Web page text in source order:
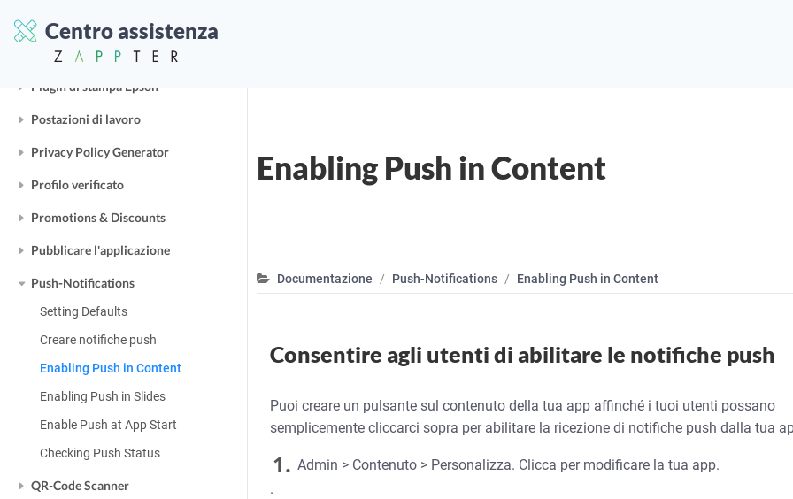
Centro assistenza
Picture
Places
Plugin di stampa Epson
Postazioni di lavoro
Privacy Policy Generator
Profilo verificato
Promotions & Discounts
Pubblicare l'applicazione
Push-Notifications
Setting Defaults
Creare notifiche push
Enabling Push in Content
Enabling Push in Slides
Enable Push at App Start
Checking Push Status
QR-Code Scanner
Enabling Push in Content
Documentazione Push-Notifications Enabling Push in Content
Consentire agli utenti di abilitare le notifiche push
Puoi creare un pulsante sul contenuto della tua app affinché i tuoi utenti possano
semplicemente cliccarci sopra per abilitare la ricezione di notifiche push dalla tua
1. Admin > Contenuto > Personalizza. Clicca per modificare la tua app.
.